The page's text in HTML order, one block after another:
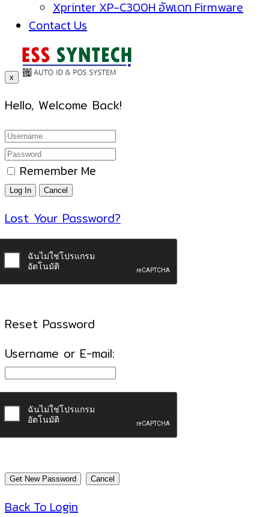
Xprinter XP-C300H อัพเดท Firmware
Contact Us
x
Hello, Welcome Back!
Remember Me
Lost Your Password?
Reset Password
Username or E-mail:
Back To Login